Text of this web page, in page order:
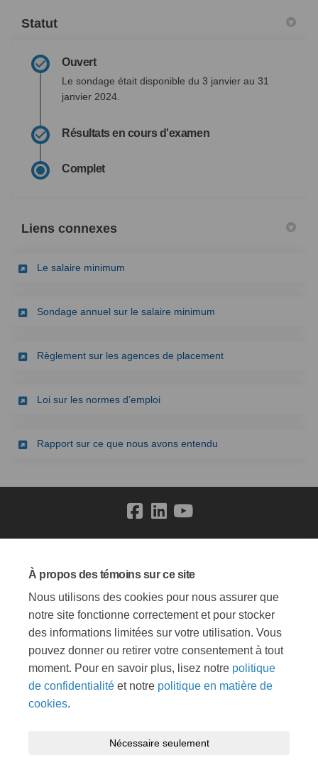
À propos des témoins sur ce site
Nous utilisons des cookies pour nous assurer que
notre site fonctionne correctement et pour stocker
des informations limitées sur votre utilisation. Vous
pouvez donner ou retirer votre consentement à tout
moment. Pour en savoir plus, lisez notre politique
de confidentialité et notre politique en matière de
cookies.
Nécessaire seulement
Statut
Ouvert
Le sondage était disponible du 3 janvier au 31
janvier 2024.
Résultats en cours d'examen
Complet
Liens connexes
Le salaire minimum
Sondage annuel sur le salaire minimum
Règlement sur les agences de placement(Liens externes)
Loi sur les normes d’emploi(Liens externes)
Rapport sur ce que nous avons entendu
Politique de modération Accessibilité
Carte du site